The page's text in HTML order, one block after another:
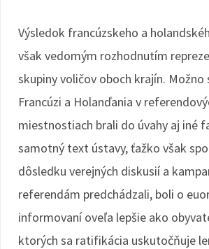
Výsledok francúzskeho a
však vedomým rozhodnutím
skupiny voličov oboch krajín.
Francúzi a Holanďania v
miestnostiach brali do úvahy aj iné
samotný text ústavy, ťažko však
dôsledku verejných diskusií a
referendám predchádzali, boli o
informovaní oveľa lepšie ako
ktorých sa ratifikácia uskutočňuje